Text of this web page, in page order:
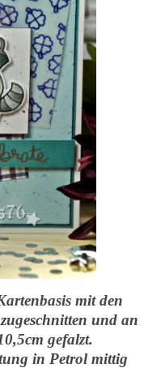
mit den
und an
gefalzt.
in Petrol mittig